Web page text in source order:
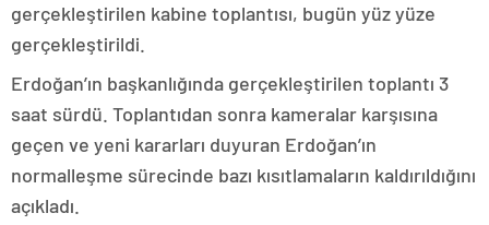
gerçekleştirilen kabine toplantısı, bugün yüz yüze
gerçekleştirildi.
Erdoğan’ın başkanlığında gerçekleştirilen toplantı 3
saat sürdü. Toplantıdan sonra kameralar karşısına
geçen ve yeni kararları duyuran Erdoğan’ın
normalleşme sürecinde bazı kısıtlamaların kaldırıldığını
açıkladı.